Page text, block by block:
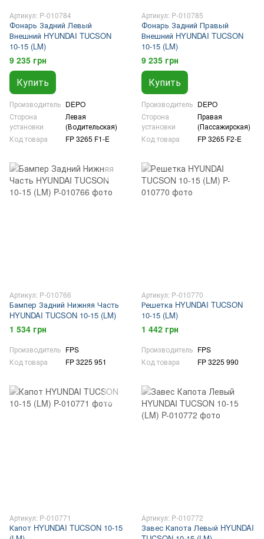
Артикул: P-010784
Фонарь Задний Левый
Внешний HYUNDAI TUCSON
10-15 (LM)
9 235 грн
Купить
Производитель DEPO
Сторона
установки
Левая
(Водительская)
Код товара
FP 3265 F1-E
Артикул: P-010785
Фонарь Задний Правый
Внешний HYUNDAI TUCSON
10-15 (LM)
9 235 грн
Купить
Производитель DEPO
Сторона
установки
Правая
(Пассажирская)
Код товара
FP 3265 F2-E
Артикул: P-010766
Бампер Задний Нижняя Часть
HYUNDAI TUCSON 10-15 (LM)
1 534 грн
Производитель FPS
Код товара
FP 3225 951
Артикул: P-010770
Решетка HYUNDAI TUCSON
10-15 (LM)
1 442 грн
Производитель FPS
Код товара
FP 3225 990
Артикул: P-010771
Капот HYUNDAI TUCSON 10-15
Артикул: P-010772
Завес Капота Левый HYUNDAI